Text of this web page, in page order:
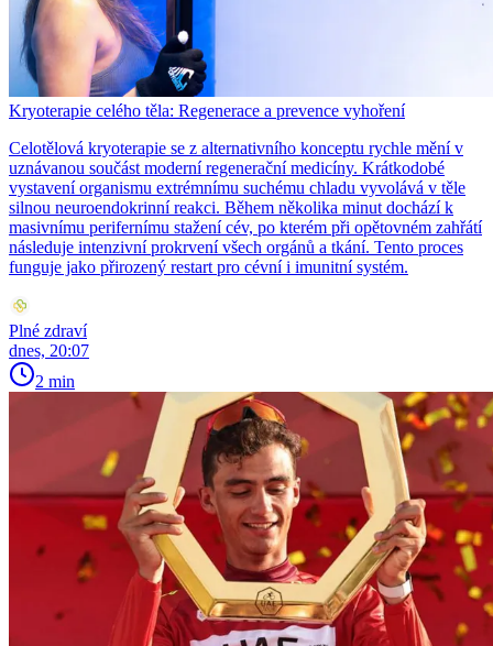
Kryoterapie celého těla: Regenerace a prevence vyhoření
Celotělová kryoterapie se z alternativního konceptu rychle mění v
uznávanou součást moderní regenerační medicíny. Krátkodobé
vystavení organismu extrémnímu suchému chladu vyvolává v těle
silnou neuroendokrinní reakci. Během několika minut dochází k
masivnímu perifernímu stažení cév, po kterém při opětovném zahřátí
následuje intenzivní prokrvení všech orgánů a tkání. Tento proces
funguje jako přirozený restart pro cévní i imunitní systém.
Plné zdraví
dnes, 20:07
2 min